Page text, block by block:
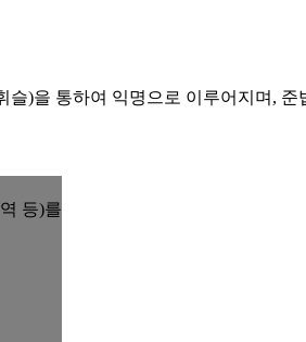
)을 통하여 익명으로 이루어지며,
등)를